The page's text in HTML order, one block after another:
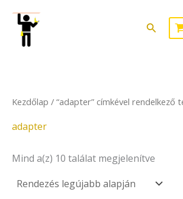
content
Search
Kezdőlap / “adapter” címkével rendelkező
adapter
Mind a(z) 10 találat megjelenítve
latest